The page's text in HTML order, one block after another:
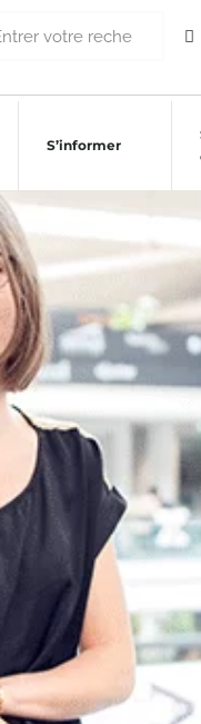
S’informer